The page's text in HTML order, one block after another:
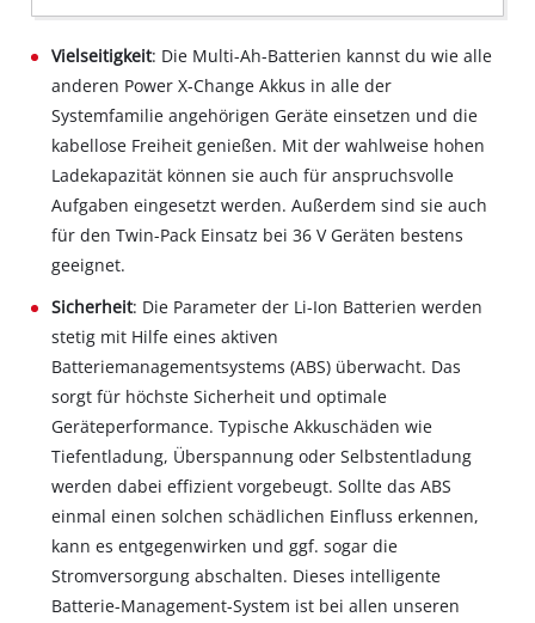
Vielseitigkeit: Die Multi-Ah-Batterien kannst du wie alle
anderen Power X-Change Akkus in alle der
Systemfamilie angehörigen Geräte einsetzen und die
kabellose Freiheit genießen. Mit der wahlweise hohen
Ladekapazität können sie auch für anspruchsvolle
Aufgaben eingesetzt werden. Außerdem sind sie auch
für den Twin-Pack Einsatz bei 36 V Geräten bestens
geeignet.
Sicherheit: Die Parameter der Li-Ion Batterien werden
stetig mit Hilfe eines aktiven
Batteriemanagementsystems (ABS) überwacht. Das
sorgt für höchste Sicherheit und optimale
Geräteperformance. Typische Akkuschäden wie
Tiefentladung, Überspannung oder Selbstentladung
werden dabei effizient vorgebeugt. Sollte das ABS
einmal einen solchen schädlichen Einfluss erkennen,
kann es entgegenwirken und ggf. sogar die
Stromversorgung abschalten. Dieses intelligente
Batterie-Management-System ist bei allen unseren